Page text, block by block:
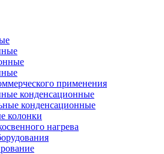
применения
конденсационные
конденсационные
колонки
нагрева